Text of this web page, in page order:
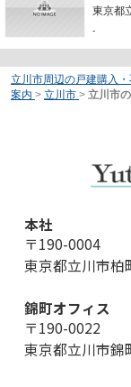
東京都
-
立川市周辺の戸建購入
案内 > 立川市 > 立川市
本社
〒190-0004
東京都立川市柏
錦町オフィス
〒190-0022
東京都立川市